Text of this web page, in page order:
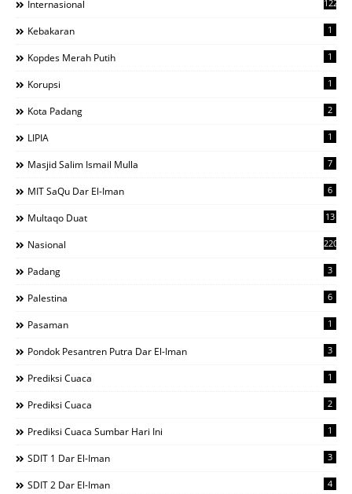
Internasional 122
Kebakaran 1
Kopdes Merah Putih 1
Korupsi 1
Kota Padang 2
LIPIA 1
Masjid Salim Ismail Mulla 7
MIT SaQu Dar El-Iman 6
Multaqo Duat 13
Nasional 220
Padang 3
Palestina 6
Pasaman 1
Pondok Pesantren Putra Dar El-Iman 3
Prediksi Cuaca 1
Prediksi Cuaca 2
Prediksi Cuaca Sumbar Hari Ini 1
SDIT 1 Dar El-Iman 3
SDIT 2 Dar El-Iman 4